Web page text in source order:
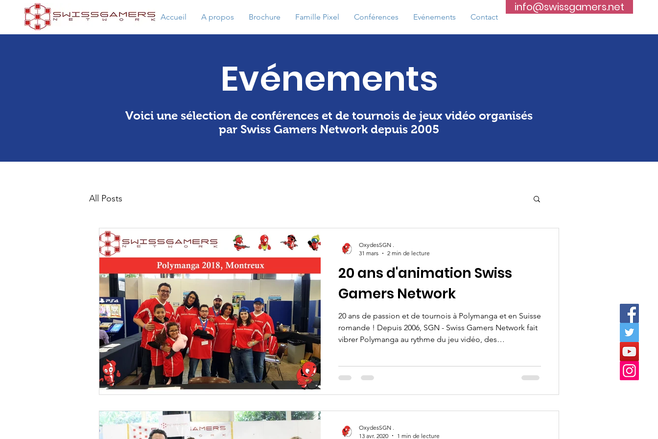
Accueil A propos Brochure Famille Pixel Conférences Evénements Contact
info@swissgamers.net
Evénements
Voici une sélection de conférences et de tournois de jeux vidéo organisés
par Swiss Gamers Network depuis 2005
All Posts
20 ans d'animation Swiss
Gamers Network
20 ans de passion et de tournois à Polymanga et en Suisse
romande ! Depuis 2006, SGN - Swiss Gamers Network fait
vibrer Polymanga au rythme du jeu vidéo, des
des gamers en Suisse. Derrière ces événements, ce sont
joueurs rencontrés et des moments inoubliables entre
passionnés, amis et familles. En plus des tou
OxydesSGN .
31 mars
2 min de lecture
OxydesSGN .
13 avr. 2020
1 min de lecture